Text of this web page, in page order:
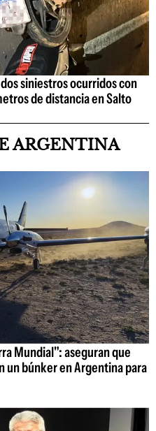
siniestros ocurridos con
de distancia en Salto
ARGENTINA
Mundial": aseguran que
un búnker en Argentina para